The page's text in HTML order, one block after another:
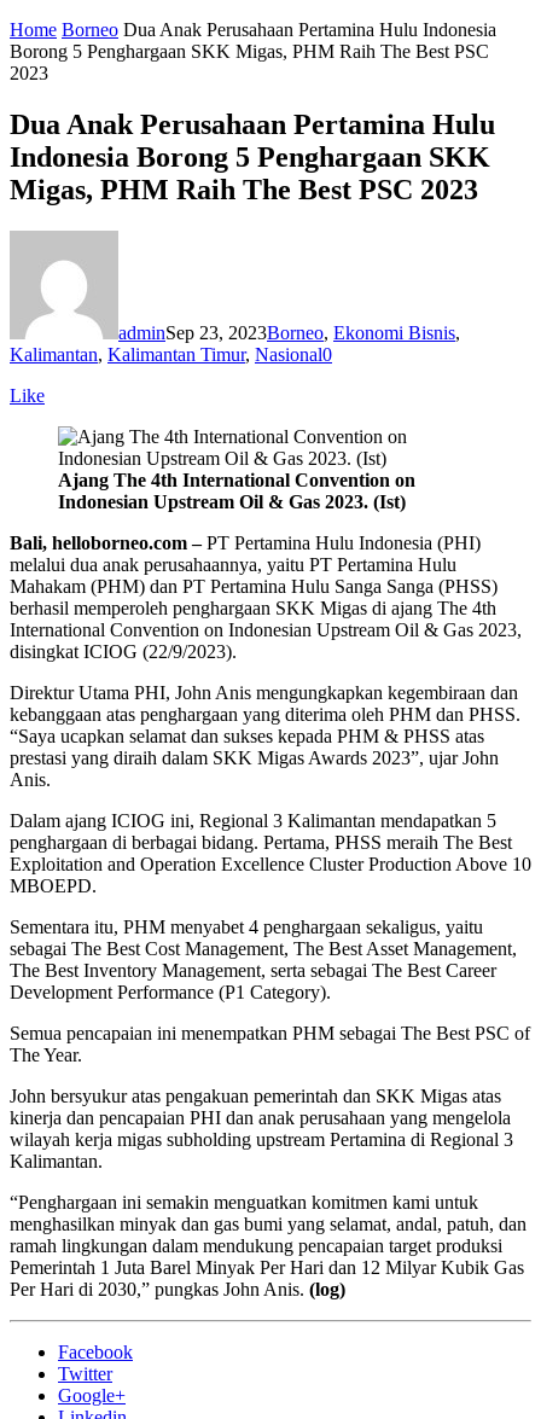
Home Borneo Dua Anak Perusahaan Pertamina Hulu Indonesia
Borong 5 Penghargaan SKK Migas, PHM Raih The Best PSC
2023
Dua Anak Perusahaan Pertamina Hulu
Indonesia Borong 5 Penghargaan SKK
Migas, PHM Raih The Best PSC 2023
adminSep 23, 2023Borneo, Ekonomi Bisnis,
Kalimantan, Kalimantan Timur, Nasional0
Like
Ajang The 4th International Convention on
Indonesian Upstream Oil & Gas 2023. (Ist)
Bali, helloborneo.com –PT Pertamina Hulu Indonesia (PHI)
melalui dua anak perusahaannya, yaitu PT Pertamina Hulu
Mahakam (PHM) dan PT Pertamina Hulu Sanga Sanga (PHSS)
berhasil memperoleh penghargaan SKK Migas di ajang The 4th
International Convention on Indonesian Upstream Oil & Gas 2023,
disingkat ICIOG (22/9/2023).
Direktur Utama PHI, John Anis mengungkapkan kegembiraan dan
kebanggaan atas penghargaan yang diterima oleh PHM dan PHSS.
“Saya ucapkan selamat dan sukses kepada PHM & PHSS atas
prestasi yang diraih dalam SKK Migas Awards 2023”, ujar John
Anis.
Dalam ajang ICIOG ini, Regional 3 Kalimantan mendapatkan 5
penghargaan di berbagai bidang. Pertama, PHSS meraih The Best
Exploitation and Operation Excellence Cluster Production Above 10
MBOEPD.
Sementara itu, PHM menyabet 4 penghargaan sekaligus, yaitu
sebagai The Best Cost Management, The Best Asset Management,
The Best Inventory Management, serta sebagai The Best Career
Development Performance (P1 Category).
Semua pencapaian ini menempatkan PHM sebagai The Best PSC of
The Year.
John bersyukur atas pengakuan pemerintah dan SKK Migas atas
kinerja dan pencapaian PHI dan anak perusahaan yang mengelola
wilayah kerja migas subholding upstream Pertamina di Regional 3
Kalimantan.
“Penghargaan ini semakin menguatkan komitmen kami untuk
menghasilkan minyak dan gas bumi yang selamat, andal, patuh, dan
ramah lingkungan dalam mendukung pencapaian target produksi
Pemerintah 1 Juta Barel Minyak Per Hari dan 12 Milyar Kubik Gas
Per Hari di 2030,” pungkas John Anis. (log)
Facebook
Twitter
Google+